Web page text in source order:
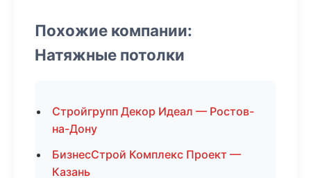
Похожие компании:
Натяжные потолки
Стройгрупп Декор Идеал — Ростов-
на-Дону
БизнесСтрой Комплекс Проект —
Казань